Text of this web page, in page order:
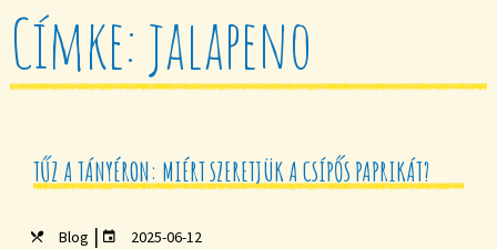
Címke: jalapeno
TŰZ A TÁNYÉRON: MIÉRT SZERETJÜK A CSÍPŐS PAPRIKÁT?
Blog | 2025-06-12